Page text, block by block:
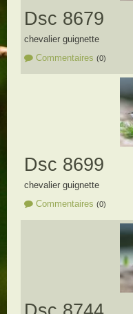
Dsc 8679
chevalier guignette
Commentaires (0)
Dsc 8699
chevalier guignette
Commentaires (0)